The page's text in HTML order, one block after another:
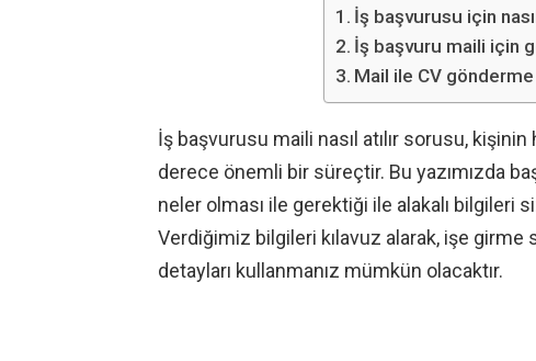
İş başvurusu için
İş başvuru maili için
Mail ile CV
İş başvurusu maili nasıl atılır sorusu,
derece önemli bir süreçtir. Bu yazımızda
neler olması ile gerektiği ile alakalı bilgileri
Verdiğimiz bilgileri kılavuz alarak, işe
detayları kullanmanız mümkün olacaktır.